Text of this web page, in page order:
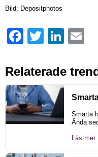
Bild: Depositphotos
FacebookTwitter LinkedIn
Relaterade
Smarta
Ända
Läs mer